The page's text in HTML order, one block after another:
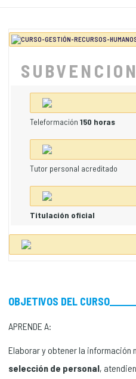
OBJETIVOS DEL CURSO
APRENDE A:
Elaborar y obtener la información
selección de personal,
Teleformación150 horas
Tutor personal acreditado
Titulación oficial